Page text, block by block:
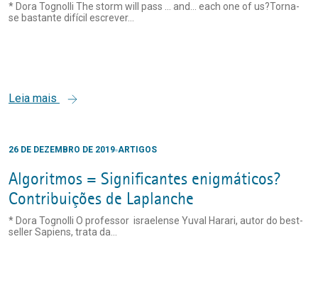
* Dora Tognolli The storm will pass … and... each one of us?Torna-
se bastante difícil escrever...
Leia mais
26 DE DEZEMBRO DE 2019 ARTIGOS
Algoritmos = Significantes enigmáticos?
Contribuições de Laplanche
* Dora Tognolli O professor israelense Yuval Harari, autor do best-
seller Sapiens, trata da...